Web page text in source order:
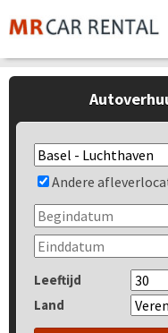
Andere
Leeftijd
Land